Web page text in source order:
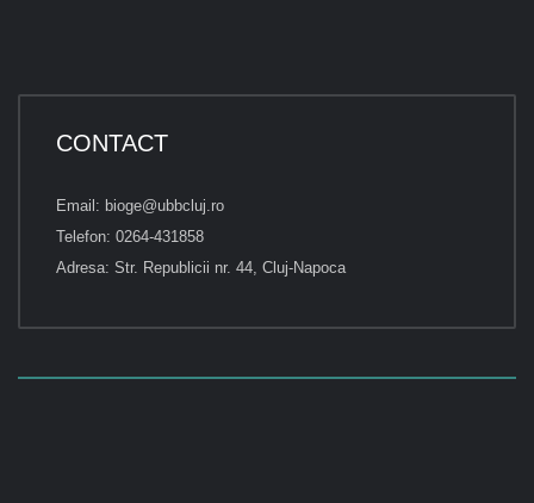
CONTACT
Email: bioge@ubbcluj.ro
Telefon: 0264-431858
Adresa: Str. Republicii nr. 44, Cluj-Napoca